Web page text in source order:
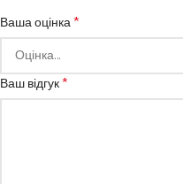
Ваша оцінка *
Ваш відгук *